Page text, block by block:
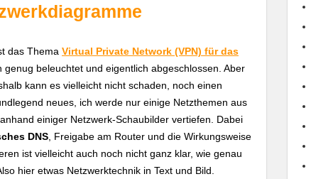
das Thema Virtual Private Network (VPN) für das
genug beleuchtet und eigentlich abgeschlossen. Aber
kann es vielleicht nicht schaden, noch einen
neues, ich werde nur einige Netzthemen aus
einiger Netzwerk-Schaubilder vertiefen. Dabei
DNS , Freigabe am Router und die Wirkungsweise
ist vielleicht auch noch nicht ganz klar, wie genau
hier etwas Netzwerktechnik in Text und Bild.